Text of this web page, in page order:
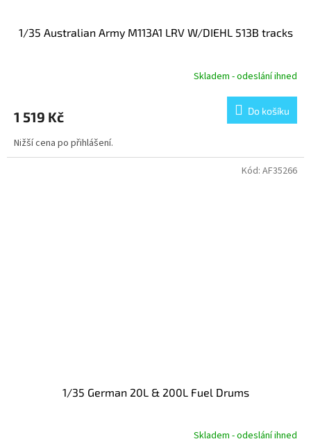
1/35 Australian Army M113A1 LRV W/DIEHL 513B tracks
Skladem - odeslání ihned
1 519 Kč Do košíku
Nižší cena po přihlášení.
1/35 German 20L & 200L Fuel Drums
Skladem - odeslání ihned
Kód: AF35266